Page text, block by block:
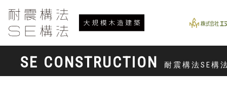
SE CONSTRUCTION 耐震構法SE構